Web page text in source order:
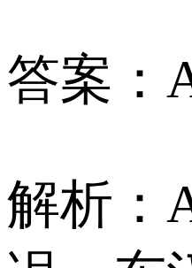
答案：
解析：